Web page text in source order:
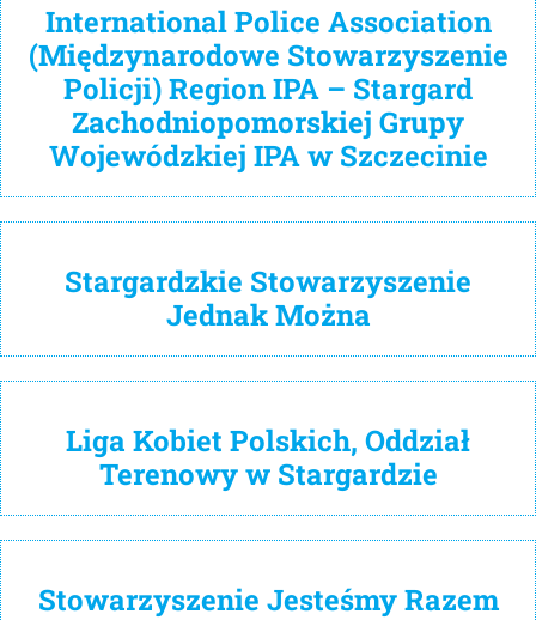
International Police Association
(Międzynarodowe Stowarzyszenie
Policji) Region IPA – Stargard
Zachodniopomorskiej Grupy
Wojewódzkiej IPA w Szczecinie
Stargardzkie Stowarzyszenie
Jednak Można
Liga Kobiet Polskich, Oddział
Terenowy w Stargardzie
Stowarzyszenie Jesteśmy Razem